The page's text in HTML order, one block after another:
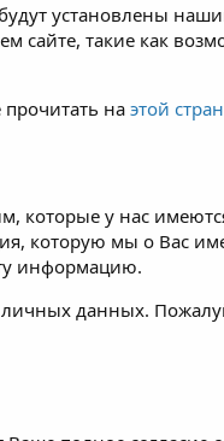
установлены
сайте, такие как
наэтой
которые у нас
которую мы о Вас
информацию.
личных данных.